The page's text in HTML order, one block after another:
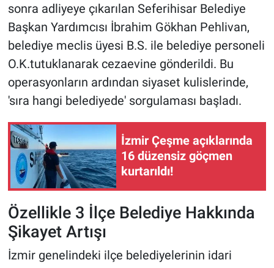
sonra adliyeye çıkarılan Seferihisar Belediye
Başkan Yardımcısı İbrahim Gökhan Pehlivan,
belediye meclis üyesi B.S. ile belediye personeli
O.K.tutuklanarak cezaevine gönderildi. Bu
operasyonların ardından siyaset kulislerinde,
'sıra hangi belediyede' sorgulaması başladı.
İzmir Çeşme açıklarında
16 düzensiz göçmen
kurtarıldı!
Özellikle 3 İlçe Belediye Hakkında
Şikayet Artışı
İzmir genelindeki ilçe belediyelerinin idari